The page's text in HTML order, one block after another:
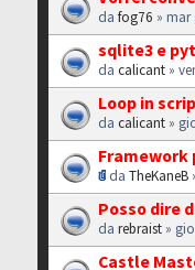
dafog76 »
sqlite3 e
dacalicant »
Loop in
dacalicant »
Framework
daTheKaneB
Posso dire
darebraist »
Castle